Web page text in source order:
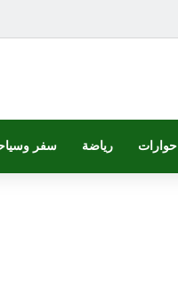
حوارات رياضة سفر